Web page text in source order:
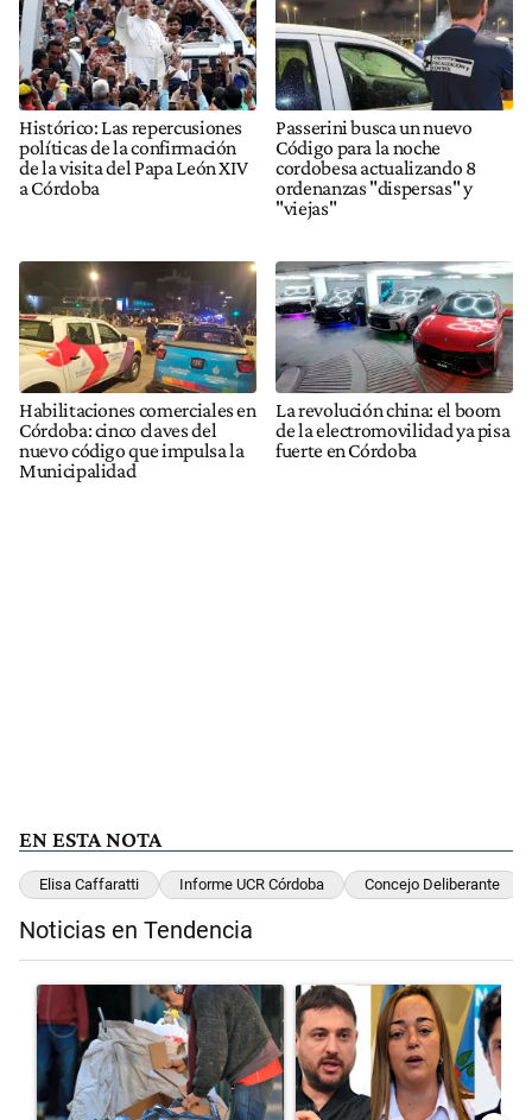
Histórico: Las repercusiones
políticas de la confirmación
de la visita del Papa León XIV
a Córdoba
Passerini busca un nuevo
Código para la noche
cordobesa actualizando 8
ordenanzas "dispersas" y
"viejas"
Habilitaciones comerciales en
Córdoba: cinco claves del
nuevo código que impulsa la
Municipalidad
La revolución china: el boom
de la electromovilidad ya pisa
fuerte en Córdoba
EN ESTA NOTA
Elisa Caffaratti Informe UCR Córdoba Concejo Deliberante
Noticias en Tendencia
Un artículo de tendencia con el título "Para el Gobierno, la pobreza
Un artículo de tendencia con el